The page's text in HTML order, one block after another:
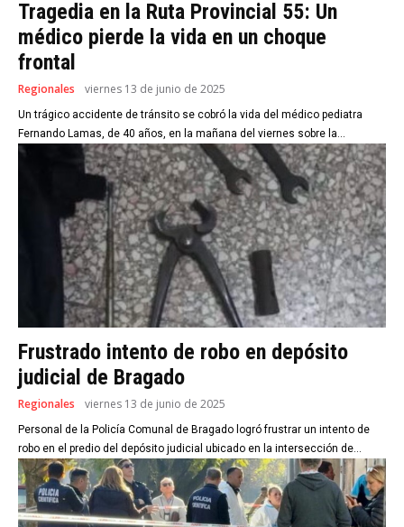
Tragedia en la Ruta Provincial 55: Un
médico pierde la vida en un choque
frontal
Regionales viernes 13 de junio de 2025
Un trágico accidente de tránsito se cobró la vida del médico pediatra
Fernando Lamas, de 40 años, en la mañana del viernes sobre la...
Frustrado intento de robo en depósito
judicial de Bragado
Regionales viernes 13 de junio de 2025
Personal de la Policía Comunal de Bragado logró frustrar un intento de
robo en el predio del depósito judicial ubicado en la intersección de...